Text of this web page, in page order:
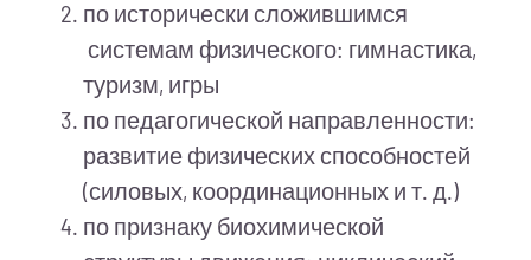
по исторически сложившимся
системам физического: гимнастика,
туризм, игры
по педагогической направленности:
развитие физических способностей
(силовых, координационных и т. д.)
по признаку биохимической